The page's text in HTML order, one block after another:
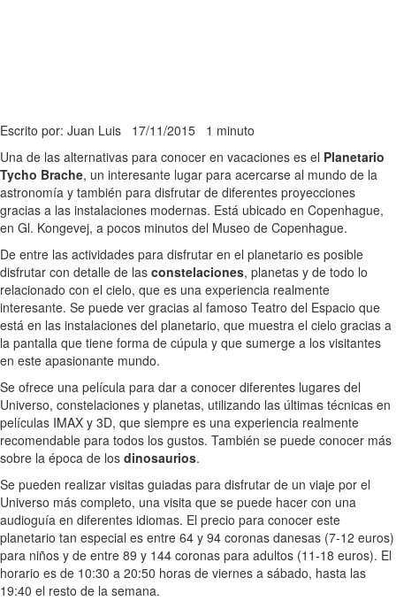
Escrito por: Juan Luis 17/11/2015 1 minuto
Una de las alternativas para conocer en vacaciones es el Planetario
Tycho Brache, un interesante lugar para acercarse al mundo de la
astronomía y también para disfrutar de diferentes proyecciones
gracias a las instalaciones modernas. Está ubicado en Copenhague,
en Gl. Kongevej, a pocos minutos del Museo de Copenhague.
De entre las actividades para disfrutar en el planetario es posible
disfrutar con detalle de las constelaciones, planetas y de todo lo
relacionado con el cielo, que es una experiencia realmente
interesante. Se puede ver gracias al famoso Teatro del Espacio que
está en las instalaciones del planetario, que muestra el cielo gracias a
la pantalla que tiene forma de cúpula y que sumerge a los visitantes
en este apasionante mundo.
Se ofrece una película para dar a conocer diferentes lugares del
Universo, constelaciones y planetas, utilizando las últimas técnicas en
películas IMAX y 3D, que siempre es una experiencia realmente
recomendable para todos los gustos. También se puede conocer más
sobre la época de los dinosaurios.
Se pueden realizar visitas guiadas para disfrutar de un viaje por el
Universo más completo, una visita que se puede hacer con una
audioguía en diferentes idiomas. El precio para conocer este
planetario tan especial es entre 64 y 94 coronas danesas (7-12 euros)
para niños y de entre 89 y 144 coronas para adultos (11-18 euros). El
horario es de 10:30 a 20:50 horas de viernes a sábado, hasta las
19:40 el resto de la semana.